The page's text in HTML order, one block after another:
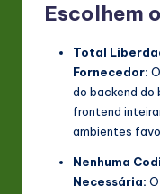
Escolhem
Total
Fornecedor:
do backend do
frontend
ambientes
Nenhuma
Necessária: